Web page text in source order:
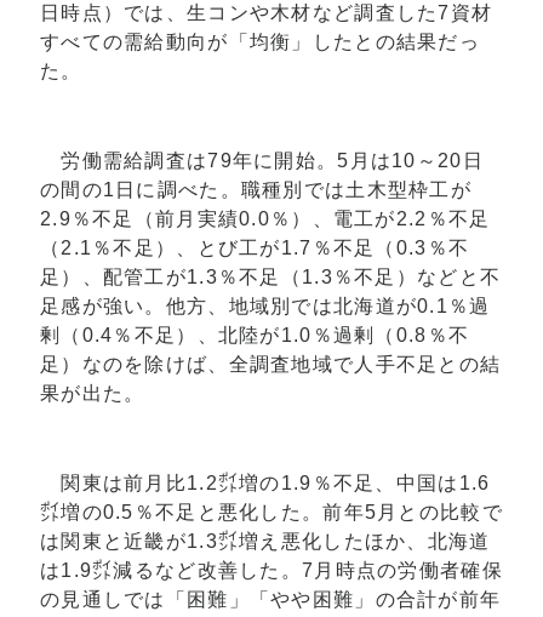
日時点）では、生コンや木材など調査した7資材
すべての需給動向が「均衡」したとの結果だっ
た。
労働需給調査は79年に開始。5月は10～20日
の間の1日に調べた。職種別では土木型枠工が
2.9％不足（前月実績0.0％）、電工が2.2％不足
（2.1％不足）、とび工が1.7％不足（0.3％不
足）、配管工が1.3％不足（1.3％不足）などと不
足感が強い。他方、地域別では北海道が0.1％過
剰（0.4％不足）、北陸が1.0％過剰（0.8％不
足）なのを除けば、全調査地域で人手不足との結
果が出た。
関東は前月比1.2㌽増の1.9％不足、中国は1.6
㌽増の0.5％不足と悪化した。前年5月との比較で
は関東と近畿が1.3㌽増え悪化したほか、北海道
は1.9㌽減るなど改善した。7月時点の労働者確保
の見通しでは「困難」「やや困難」の合計が前年